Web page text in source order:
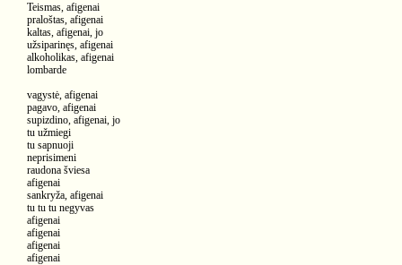
Teismas, afigenai
praloštas, afigenai
kaltas, afigenai, jo
užsiparinęs, afigenai
alkoholikas, afigenai
lombarde
vagystė, afigenai
pagavo, afigenai
supizdino, afigenai, jo
tu užmiegi
tu sapnuoji
neprisimeni
raudona šviesa
afigenai
sankryža, afigenai
tu tu tu negyvas
afigenai
afigenai
afigenai
afigenai